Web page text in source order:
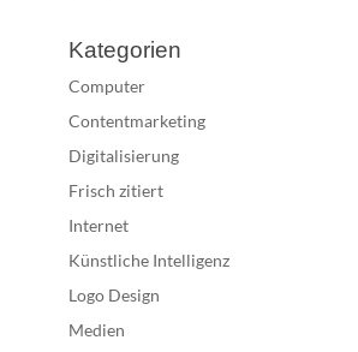
Kategorien
Computer
Contentmarketing
Digitalisierung
Frisch zitiert
Internet
Künstliche Intelligenz
Logo Design
Medien